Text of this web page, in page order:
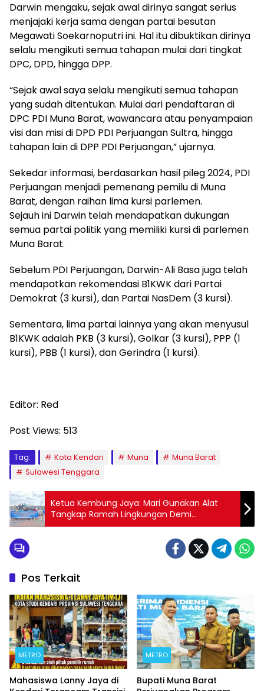
Darwin mengaku, sejak awal dirinya sangat serius
menjajaki kerja sama dengan partai besutan
Megawati Soekarnoputri ini. Hal itu dibuktikan dirinya
selalu mengikuti semua tahapan mulai dari tingkat
DPC, DPD, hingga DPP.
“Sejak awal saya selalu mengikuti semua tahapan
yang sudah ditentukan. Mulai dari pendaftaran di
DPC PDI Muna Barat, wawancara atau penyampaian
visi dan misi di DPD PDI Perjuangan Sultra, hingga
tahapan lain di DPP PDI Perjuangan,” ujarnya.
Sekedar informasi, berdasarkan hasil pileg 2024, PDI
Perjuangan menjadi pemenang pemilu di Muna
Barat, dengan raihan lima kursi parlemen.
Sejauh ini Darwin telah mendapatkan dukungan
semua partai politik yang memiliki kursi di parlemen
Muna Barat.
Sebelum PDI Perjuangan, Darwin-Ali Basa juga telah
mendapatkan rekomendasi B1KWK dari Partai
Demokrat (3 kursi), dan Partai NasDem (3 kursi).
Sementara, lima partai lainnya yang akan menyusul
B1KWK adalah PKB (3 kursi), Golkar (3 kursi), PPP (1
kursi), PBB (1 kursi), dan Gerindra (1 kursi).
Editor: Red
Post Views: 513
Tag: Kota Kendari Muna
Muna Barat
Sulawesi Tenggara
Ketua Kembung Jaya: Mari Gunakan Alat
Tangkap Ramah Lingkungan Demi
Kelangsungan Potensi Sumber Daya
Pos Terkait
METRO
Mahasiswa Lanny Jaya di
METRO
Bupati Muna Barat